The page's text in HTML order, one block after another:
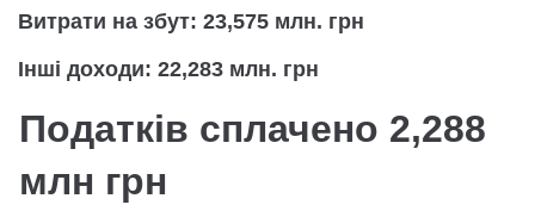
Витрати на збут: 23,575 млн. грн
Інші доходи: 22,283 млн. грн
Податків сплачено 2,288
млн грн